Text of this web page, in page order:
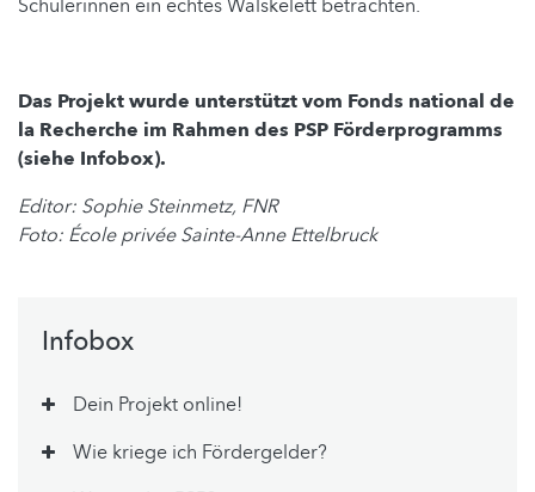
Schülerinnen ein echtes Walskelett betrachten.
Das Projekt wurde unterstützt vom Fonds national de
la Recherche im Rahmen des PSP Förderprogramms
(siehe Infobox).
Editor: Sophie Steinmetz, FNR
Foto: École privée Sainte-Anne Ettelbruck
Infobox
Dein Projekt online!
Wie kriege ich Fördergelder?